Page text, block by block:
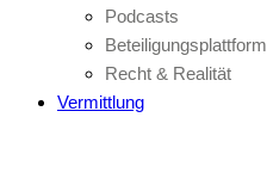
Podcasts
Beteiligungsplattform
Recht & Realität
Vermittlung